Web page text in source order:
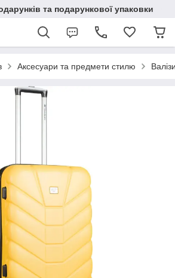
та подарункової упаковки
Аксесуари та предмети стилю